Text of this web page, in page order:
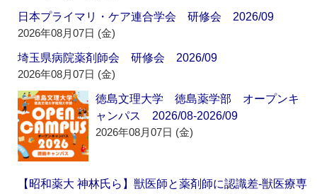
日本プライマリ・ケア連合学会 研修会 2026/09
2026年08月07日 (金)
埼玉県病院薬剤師会 研修会 2026/09
2026年08月07日 (金)
徳島文理大学 徳島薬学部 オープンキ
ャンパス 2026/08-2026/09
2026年08月07日 (金)
【昭和薬大 神林氏ら】獣医師と薬剤師に認識差‐獣医療専